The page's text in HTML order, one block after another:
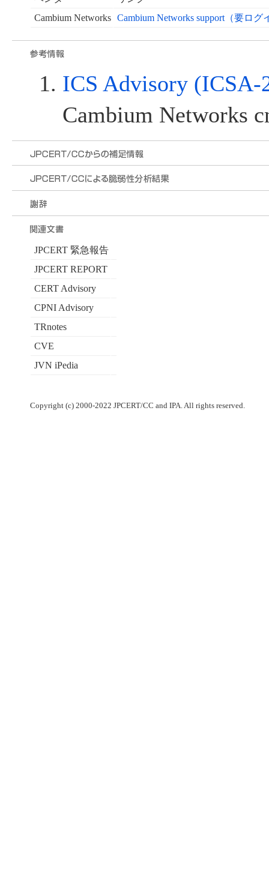
Cambium Networks
Cambium Networks support（要ログ
ICS Advisory (ICSA-
Cambium Networks
JPCERT 緊急報告
JPCERT REPORT
CERT Advisory
CPNI Advisory
TRnotes
CVE
JVN iPedia
Copyright (c) 2000-2022 JPCERT/CC and IPA. All rights reserved.